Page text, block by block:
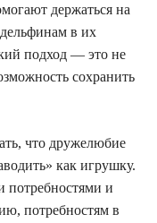
держаться на
в их
подход — это не
сохранить
что дружелюбие
как игрушку.
потребностями и
потребностям в